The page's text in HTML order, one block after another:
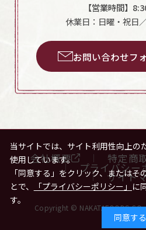
【営業時間】
休業日：日曜・祝日
お問い合わせフ
会社概要 特定商
プライバシー
サイト
Copyright ©
当サイトでは、サイト利用性向上
使用しています。
「同意する」をクリック、または
とで、
「プライバシーポリシー」 に
す。
同意する